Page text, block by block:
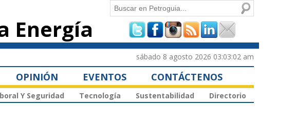
Energía
Formulario de
búsqueda
Buscar
sábado 8 agosto 2026 03:03:02 am
OPINIÓN EVENTOS CONTÁCTENOS
Y Seguridad Tecnología Sustentabilidad Directorio